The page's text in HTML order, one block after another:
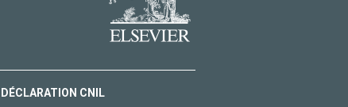
DÉCLARATION CNIL